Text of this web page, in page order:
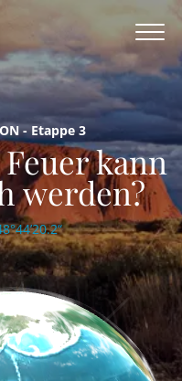
- Etappe 3
kann
werden?